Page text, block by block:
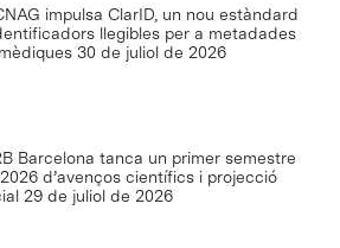
impulsa ClarID, un nou estàndard
llegibles per a metadades
30 de juliol de 2026
Barcelona tanca un primer semestre
d’avenços científics i projecció
29 de juliol de 2026